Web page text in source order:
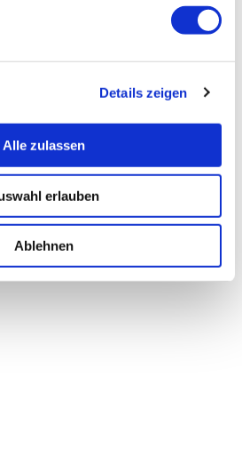
Details zeigen
Alle zulassen
erlauben
Ablehnen